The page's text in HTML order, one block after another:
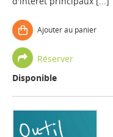
Ajouter au panier
Réserver
Disponible